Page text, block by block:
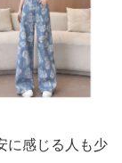
に感じる人も少